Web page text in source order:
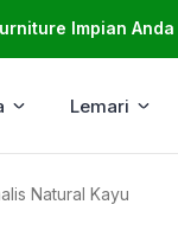
Impian Anda
Lemari
Natural Kayu